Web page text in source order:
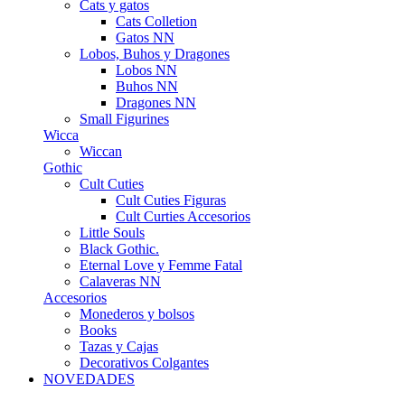
Cats y gatos
Cats Colletion
Gatos NN
Lobos, Buhos y Dragones
Lobos NN
Buhos NN
Dragones NN
Small Figurines
Wicca
Wiccan
Gothic
Cult Cuties
Cult Cuties Figuras
Cult Curties Accesorios
Little Souls
Black Gothic.
Eternal Love y Femme Fatal
Calaveras NN
Accesorios
Monederos y bolsos
Books
Tazas y Cajas
Decorativos Colgantes
NOVEDADES